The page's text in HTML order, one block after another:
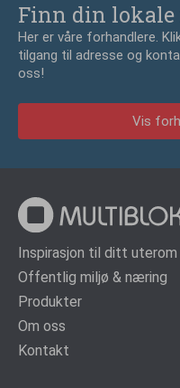
Finn din
Her er våre forhandlere.
tilgang til adresse og
oss!
Vis
Inspirasjon til ditt uterom
Offentlig miljø & næring
Produkter
Om oss
Kontakt